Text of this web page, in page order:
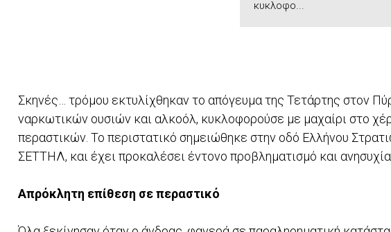
κυκλοφο...
Σκηνές… τρόμου εκτυλίχθηκαν το απόγευμα της Τετάρτης στον
ναρκωτικών ουσιών και αλκοόλ, κυκλοφορούσε με μαχαίρι στο
περαστικών. Το περιστατικό σημειώθηκε στην οδό Ελλήνου
ΣΕΤΤΗΛ, και έχει προκαλέσει έντονο προβληματισμό και
Απρόκλητη επίθεση σε περαστικό